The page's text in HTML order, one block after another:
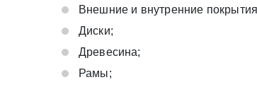
Внешние и внутренние
Диски;
Древесина;
Рамы;